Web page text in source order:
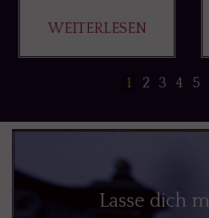
WEITERLESEN
1 2 3 4 5
Lasse dich